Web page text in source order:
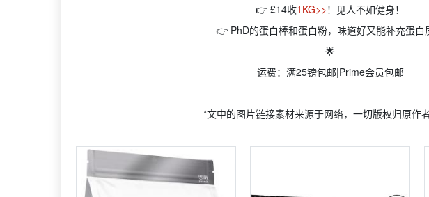
👉 £14收1KG>>！见人不如健身！
👉 PhD的蛋白棒和蛋白粉，味道好又能补充蛋白
🌟
运费：满25镑包邮|Prime会员包邮
*文中的图片链接素材来源于网络，一切版权归原作